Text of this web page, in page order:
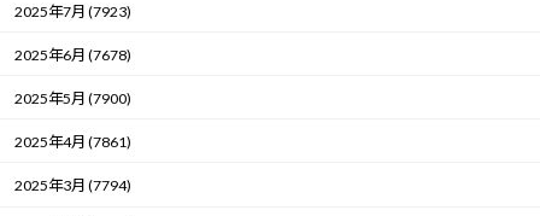
2025年7月 (7923)
2025年6月 (7678)
2025年5月 (7900)
2025年4月 (7861)
2025年3月 (7794)